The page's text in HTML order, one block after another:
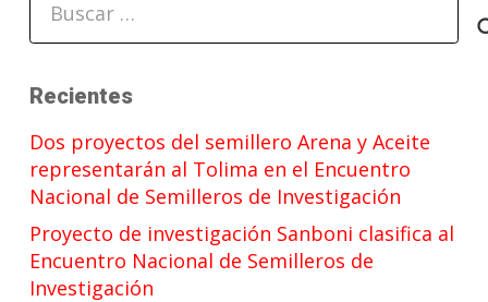
Recientes
Dos proyectos del semillero Arena y Aceite
representarán al Tolima en el Encuentro
Nacional de Semilleros de Investigación
Proyecto de investigación Sanboni clasifica al
Encuentro Nacional de Semilleros de
Investigación